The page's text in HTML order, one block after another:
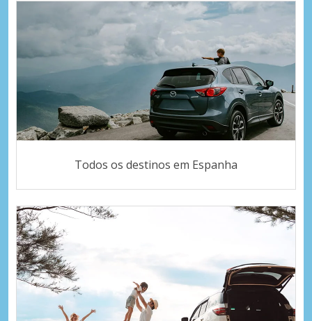
Todos os destinos em Espanha